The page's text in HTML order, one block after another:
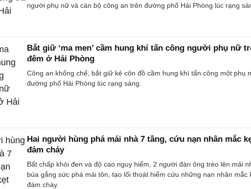
người phụ nữ và cán bộ công an trên đường phố Hải Phòng lúc rạng
Bắt giữ ‘ma men’ cầm hung khí tấn công người phụ nữ
đêm ở Hải Phòng
Công an khống chế, bắt giữ kẻ côn đồ cầm hung khí tấn công một phụ
đường phố Hải Phòng lúc rạng sáng.
Hai người hùng phá mái nhà 7 tầng, cứu nạn nhân mắc
đám cháy
Bất chấp khói đen và độ cao nguy hiểm, 2 người đàn ông trèo lên mái
búa gắng sức phá mái tôn, tạo lối thoát hiểm cứu những nạn nhân mắc
đám cháy.